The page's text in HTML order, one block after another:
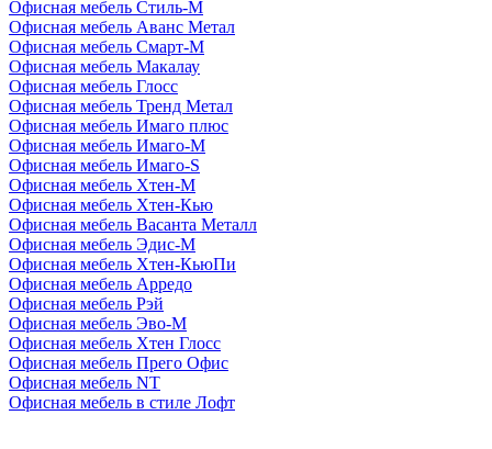
Офисная мебель Стиль-М
Офисная мебель Аванс Метал
Офисная мебель Смарт-М
Офисная мебель Макалау
Офисная мебель Глосс
Офисная мебель Тренд Метал
Офисная мебель Имаго плюс
Офисная мебель Имаго-М
Офисная мебель Имаго-S
Офисная мебель Хтен-M
Офисная мебель Хтен-Кью
Офисная мебель Васанта Металл
Офисная мебель Эдис-M
Офисная мебель Хтен-КьюПи
Офисная мебель Арредо
Офисная мебель Рэй
Офисная мебель Эво-M
Офисная мебель Хтен Глосс
Офисная мебель Прего Офис
Офисная мебель NT
Офисная мебель в стиле Лофт